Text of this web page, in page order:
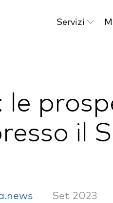
Servizi
le
il
Set 2023